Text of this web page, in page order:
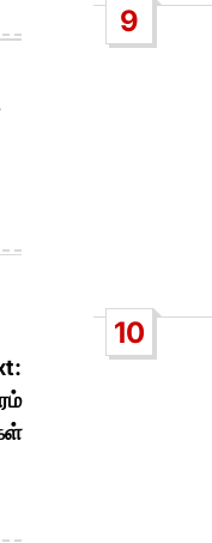
9
10